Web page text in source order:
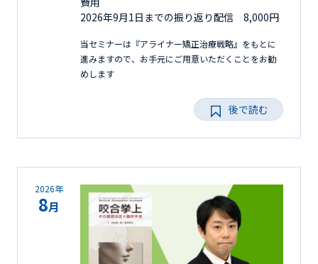
2026年9月1日までの振り返り配信 8,000円
当セミナーは『アライナー矯正治療戦略』をもとに
進みますので、お手元にご用意いただくことをお勧
めします
後で読む
2026年
8月